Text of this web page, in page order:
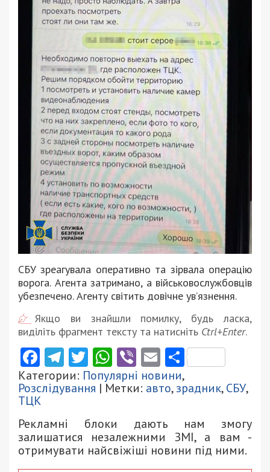
СБУ зреагувала оперативно та зірвала операцію
ворога. Агента затримано, а військовослужбовців
убезпечено. Агенту світить довічне увʼязнення.
Якщо ви знайшли помилку, будь ласка,
виділіть фрагмент тексту та натисніть Ctrl+Enter.
Facebook
Telegram
Twitter
WhatsApp
ViberEmail
Категории: Популярні новини,
Розслідування | Метки: авто,зрадник,СБУ,
ТЦК
Рекламні блоки дають нам змогу
залишатися незалежними ЗМІ, а вам -
отримувати найсвіжіші новини під ними.